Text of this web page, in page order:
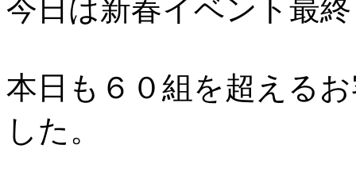
今日は新春イベント最
本日も６０組を超える
した。